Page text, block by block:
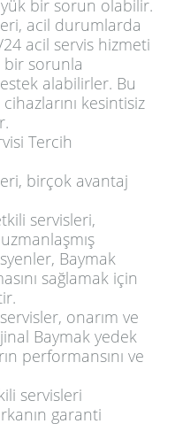
bir sorun olabilir.
acil durumlarda
acil servis hizmeti
bir sorunla
alabilirler. Bu
kesintisiz
Tercih
birçok avantaj
servisleri,
Baymak
sağlamak için
onarım ve
Baymak yedek
performansını ve
servisleri
garanti